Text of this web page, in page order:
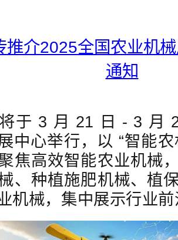
推介2025全国农业机
通知
于 3 月 21 日 - 3 月
中心举行，以 “智能
焦高效智能农业机械
、种植施肥机械、植
机械，集中展示行业